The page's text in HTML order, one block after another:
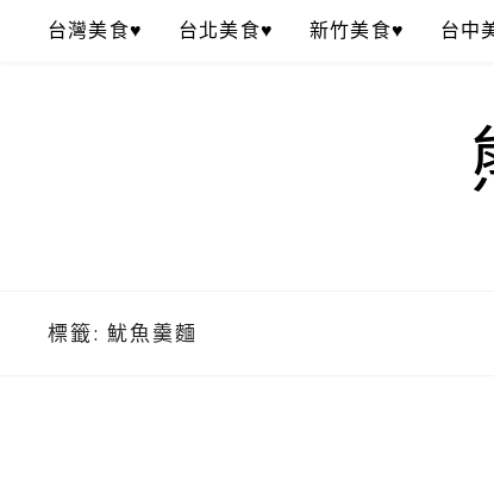
台灣美食♥ 台北美食♥ 新竹美食♥ 台中
標籤: 魷魚羹麵